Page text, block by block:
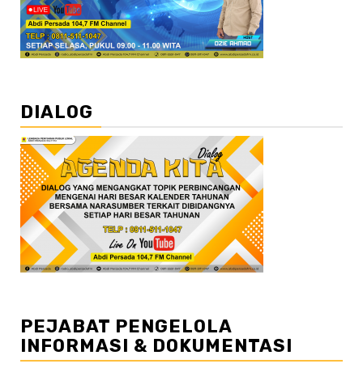
DIALOG
PEJABAT PENGELOLA
INFORMASI & DOKUMENTASI